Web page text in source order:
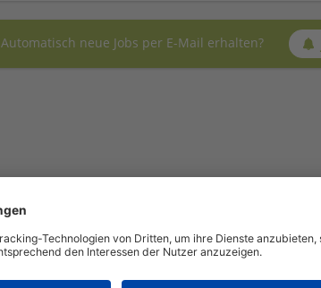
Automatisch neue Jobs per E-Mail erhalten?